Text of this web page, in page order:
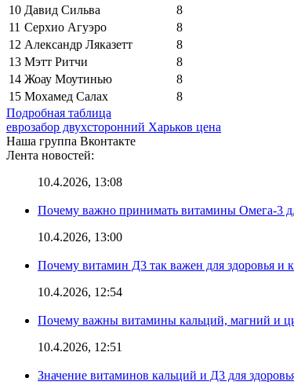
10 Давид Сильва
8
11 Серхио Агуэро
8
12 Александр Ляказетт
8
13 Мэтт Ритчи
8
14 Жоау Моутинью
8
15 Мохамед Салах
8
Подробная таблица
еврозабор двухсторонний Харьков цена
Наша группа Вконтакте
Лента новостей:
10.4.2026, 13:08
Почему важно принимать витамины Омега-3
10.4.2026, 13:00
Почему витамин Д3 так важен для здоровья и
10.4.2026, 12:54
Почему важны витамины кальций, магний и
10.4.2026, 12:51
Значение витаминов кальций и Д3 для